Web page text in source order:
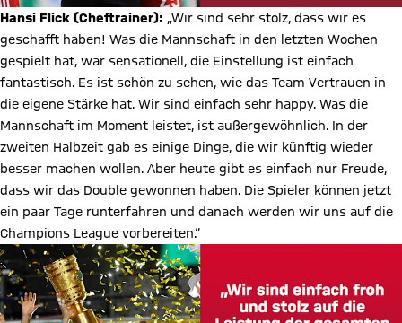
Hansi Flick (Cheftrainer): „Wir sind sehr stolz, dass wir es
geschafft haben! Was die Mannschaft in den letzten Wochen
gespielt hat, war sensationell, die Einstellung ist einfach
fantastisch. Es ist schön zu sehen, wie das Team Vertrauen in
die eigene Stärke hat. Wir sind einfach sehr happy. Was die
Mannschaft im Moment leistet, ist außergewöhnlich. In der
zweiten Halbzeit gab es einige Dinge, die wir künftig wieder
besser machen wollen. Aber heute gibt es einfach nur Freude,
dass wir das Double gewonnen haben. Die Spieler können jetzt
ein paar Tage runterfahren und danach werden wir uns auf die
Champions League vorbereiten.“